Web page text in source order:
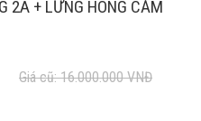
2A + LƯNG HÔNG CẨM
Giá cũ: 16.000.000VNĐ